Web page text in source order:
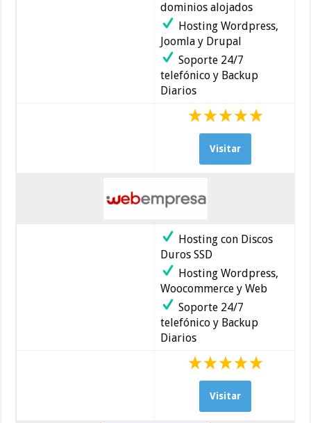
dominios alojados
Hosting Wordpress,
Joomla y Drupal
Soporte 24/7
telefónico y Backup
Diarios
Visitar
Hosting con Discos
Duros SSD
Hosting Wordpress,
Woocommerce y Web
Soporte 24/7
telefónico y Backup
Diarios
Visitar